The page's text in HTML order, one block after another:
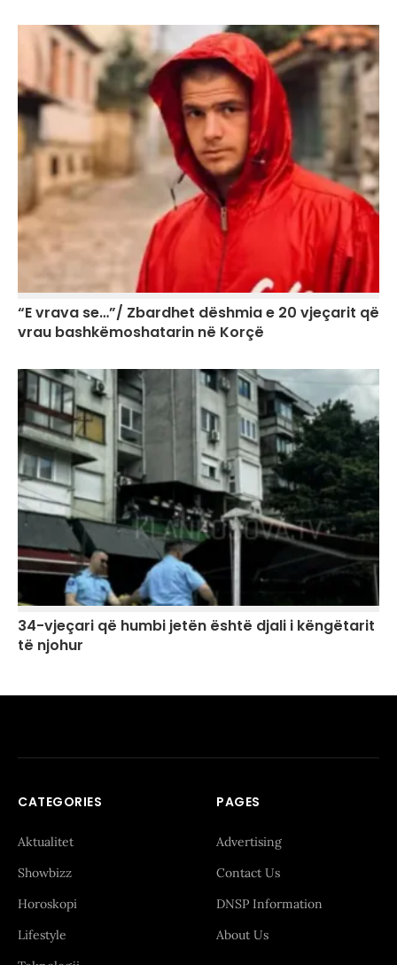
“E vrava se…”/ Zbardhet dëshmia e 20 vjeçarit që
vrau bashkëmoshatarin në Korçë
34-vjeçari që humbi jetën është djali i këngëtarit
të njohur
CATEGORIES
Aktualitet
Showbizz
Horoskopi
Lifestyle
PAGES
Advertising
Contact Us
DNSP Information
About Us